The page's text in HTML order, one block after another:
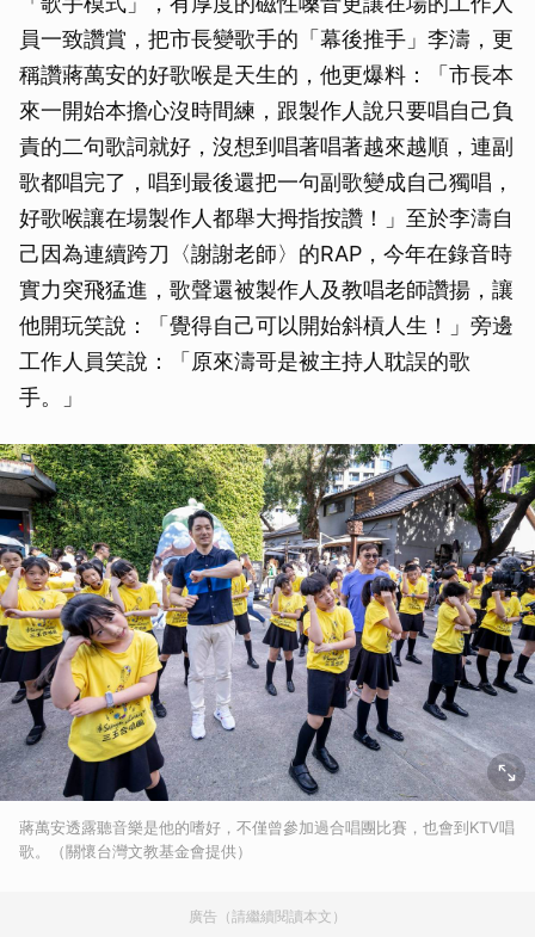
員一致讚賞，把市長變歌手的「幕後推手」李濤，更
稱讚蔣萬安的好歌喉是天生的，他更爆料：「市長本
來一開始本擔心沒時間練，跟製作人說只要唱自己負
責的二句歌詞就好，沒想到唱著唱著越來越順，連副
歌都唱完了，唱到最後還把一句副歌變成自己獨唱，
好歌喉讓在場製作人都舉大拇指按讚！」至於李濤自
己因為連續跨刀〈謝謝老師〉的RAP，今年在錄音時
實力突飛猛進，歌聲還被製作人及教唱老師讚揚，讓
他開玩笑說：「覺得自己可以開始斜槓人生！」旁邊
工作人員笑說：「原來濤哥是被主持人耽誤的歌
手。」
蔣萬安透露聽音樂是他的嗜好，不僅曾參加過合唱團比賽，也會到KTV唱
歌。（關懷台灣文教基金會提供）
廣告（請繼續閱讀本文）